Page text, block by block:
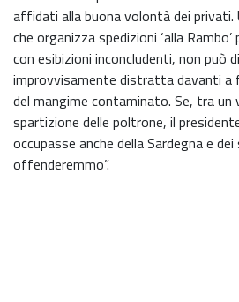
affidati alla buona volontà dei privati.
che organizza spedizioni ‘alla
con esibizioni inconcludenti, non può
improvvisamente distratta davanti a
del mangime contaminato. Se, tra un
spartizione delle poltrone, il
occupasse anche della Sardegna e dei
offenderemmo”.